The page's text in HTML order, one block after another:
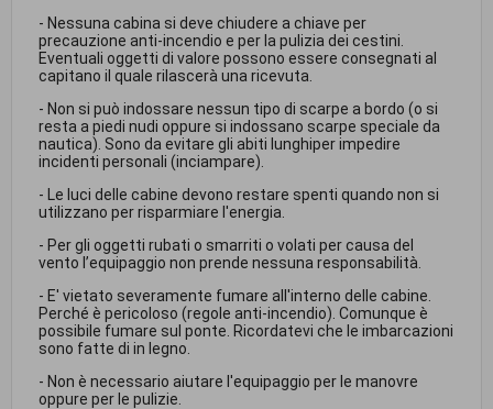
- Nessuna cabina si deve chiudere a chiave per
precauzione anti-incendio e per la pulizia dei cestini.
Eventuali oggetti di valore possono essere consegnati al
capitano il quale rilascerà una ricevuta.
- Non si può indossare nessun tipo di scarpe a bordo (o si
resta a piedi nudi oppure si indossano scarpe speciale da
nautica). Sono da evitare gli abiti lunghiper impedire
incidenti personali (inciampare).
- Le luci delle cabine devono restare spenti quando non si
utilizzano per risparmiare l'energia.
- Per gli oggetti rubati o smarriti o volati per causa del
vento l’equipaggio non prende nessuna responsabilità.
- E' vietato severamente fumare all'interno delle cabine.
Perché è pericoloso (regole anti-incendio). Comunque è
possibile fumare sul ponte. Ricordatevi che le imbarcazioni
sono fatte di in legno.
- Non è necessario aiutare l'equipaggio per le manovre
oppure per le pulizie.